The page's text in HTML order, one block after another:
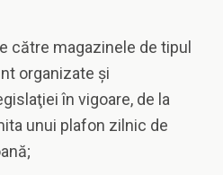
către magazinele de tipul
organizate şi
în vigoare, de la
unui plafon zilnic de